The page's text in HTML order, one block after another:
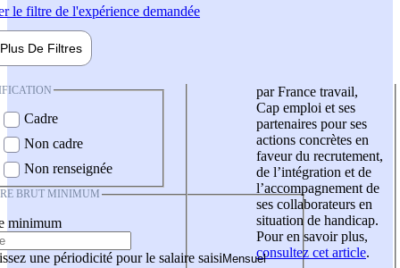
le filtre de l'expérience demandée
Plus De Filtres
Cadre
Non cadre
Non renseignée
BRUT MINIMUM
minimum
une périodicité pour le salaire saisi
par France travail,
Cap emploi et ses
partenaires pour ses
actions concrètes en
faveur du recrutement,
de l’intégration et de
l’accompagnement de
ses collaborateurs en
situation de handicap.
Pour en savoir plus,
consultez cet article.